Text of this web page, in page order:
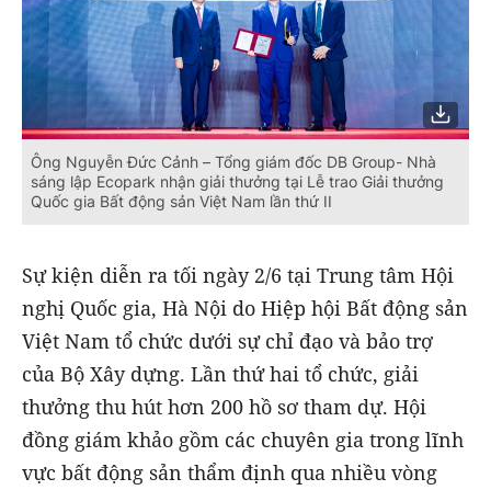
Ông Nguyễn Đức Cảnh – Tổng giám đốc DB Group- Nhà
sáng lập Ecopark nhận giải thưởng tại Lễ trao Giải thưởng
Quốc gia Bất động sản Việt Nam lần thứ II
Sự kiện diễn ra tối ngày 2/6 tại Trung tâm Hội
nghị Quốc gia, Hà Nội do Hiệp hội Bất động sản
Việt Nam tổ chức dưới sự chỉ đạo và bảo trợ
của Bộ Xây dựng. Lần thứ hai tổ chức, giải
thưởng thu hút hơn 200 hồ sơ tham dự. Hội
đồng giám khảo gồm các chuyên gia trong lĩnh
vực bất động sản thẩm định qua nhiều vòng